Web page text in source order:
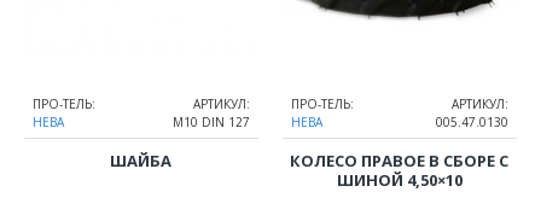
ПРО-ТЕЛЬ:
НЕВА
АРТИКУЛ:
М10 DIN 127
ШАЙБА
ПРО-ТЕЛЬ:
НЕВА
АРТИКУЛ:
005.47.0130
КОЛЕСО ПРАВОЕ В СБОРЕ С
ШИНОЙ 4,50×10